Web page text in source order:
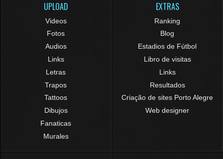
UPLOAD
Videos
Fotos
Audios
Links
Letras
Trapos
Tattoos
Dibujos
Fanaticas
Murales
EXTRAS
Ranking
Blog
Estadios de Fútbol
Libro de visitas
Links
Resultados
Criação de sites Porto Alegre
Web designer